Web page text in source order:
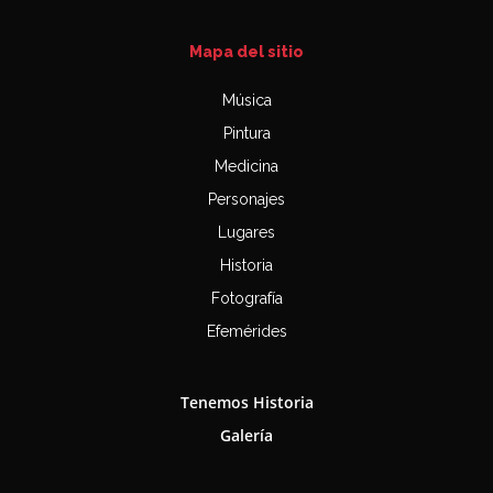
Mapa del sitio
Música
Pintura
Medicina
Personajes
Lugares
Historia
Fotografía
Efemérides
Tenemos Historia
Galería